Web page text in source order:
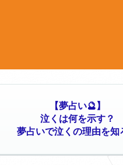
【夢占い🔮】
泣くは何を示す？
夢占いで泣くの理由を知